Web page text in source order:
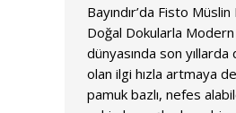
Bayındır’da Fisto
Doğal Dokularla
dünyasında son
olan ilgi hızla artmaya
pamuk bazlı, nefes